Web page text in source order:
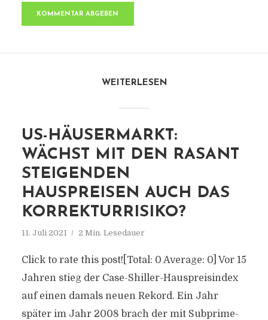
WEITERLESEN
US-HÄUSERMARKT:
WÄCHST MIT DEN RASANT
STEIGENDEN
HAUSPREISEN AUCH DAS
KORREKTURRISIKO?
11. Juli 2021 2 Min. Lesedauer
Click to rate this post![Total: 0 Average: 0] Vor 15
Jahren stieg der Case-Shiller-Hauspreisindex
auf einen damals neuen Rekord. Ein Jahr
später im Jahr 2008 brach der mit Subprime-